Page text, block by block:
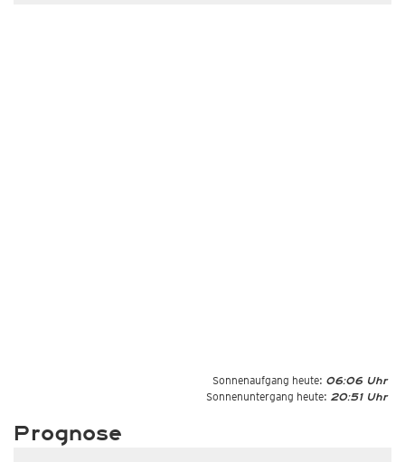
Sonnenaufgang heute: 06:06 Uhr
Sonnenuntergang heute: 20:51 Uhr
Prognose